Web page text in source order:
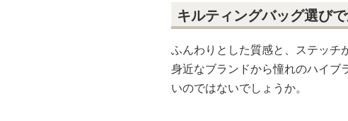
キルティングバッグ選び
ふんわりとした質感と、ステッチ
身近なブランドから憧れのハイブ
いのではないでしょうか。